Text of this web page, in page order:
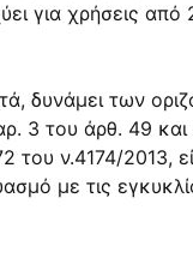
για χρήσεις από
δυνάμει των
3 του άρθ. 49 και
του ν.4174/2013,
με τις